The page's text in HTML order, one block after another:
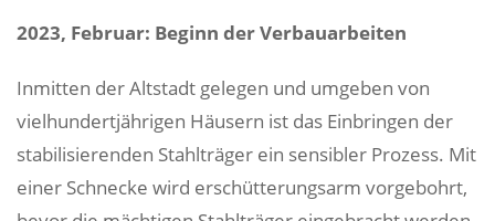
2023, Februar: Beginn der Verbauarbeiten
Inmitten der Altstadt gelegen und umgeben von
vielhundertjährigen Häusern ist das Einbringen der
stabilisierenden Stahlträger ein sensibler Prozess. Mit
einer Schnecke wird erschütterungsarm vorgebohrt,